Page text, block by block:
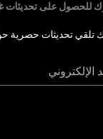
للحصول على تحديثات
تلقي تحديثات حصرية
الإلكتروني